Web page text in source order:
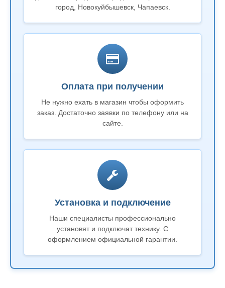
город, Новокуйбышевск, Чапаевск.
Оплата при получении
Не нужно ехать в магазин чтобы оформить
заказ. Достаточно заявки по телефону или на
сайте.
Установка и подключение
Наши специалисты профессионально
установят и подключат технику. С
оформлением официальной гарантии.